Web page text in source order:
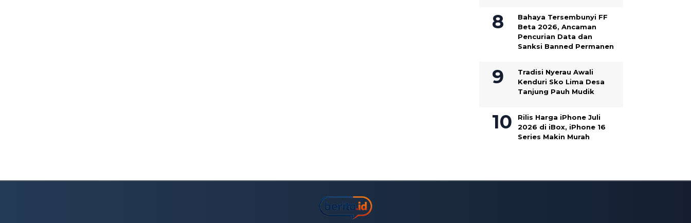
Bahaya Tersembunyi FF
Beta 2026, Ancaman
Pencurian Data dan
Sanksi Banned Permanen
Tradisi Nyerau Awali
Kenduri Sko Lima Desa
Tanjung Pauh Mudik
Rilis Harga iPhone Juli
2026 di iBox, iPhone 16
Series Makin Murah